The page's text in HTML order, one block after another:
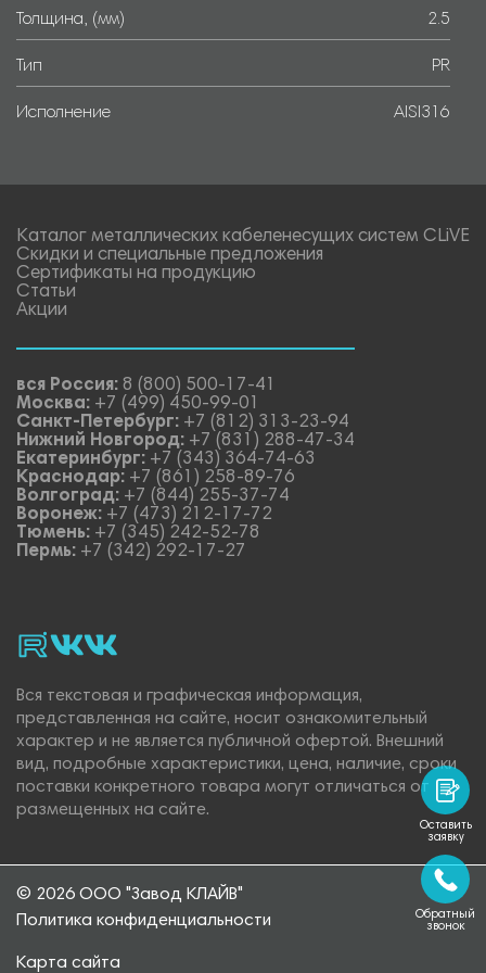
Толщина, (мм) 2.5
Тип PR
Исполнение AISI316
Каталог металлических кабеленесущих систем CLiVE
Скидки и специальные предложения
Сертификаты на продукцию
Статьи
Акции
вся Россия: 8 (800) 500-17-41
Москва: +7 (499) 450-99-01
Санкт-Петербург: +7 (812) 313-23-94
Нижний Новгород: +7 (831) 288-47-34
Екатеринбург: +7 (343) 364-74-63
Краснодар: +7 (861) 258-89-76
Волгоград: +7 (844) 255-37-74
Воронеж: +7 (473) 212-17-72
Тюмень: +7 (345) 242-52-78
Пермь: +7 (342) 292-17-27
rutubevk_video.
Vk.
Вся текстовая и графическая информация,
представленная на сайте, носит ознакомительный
характер и не является публичной офертой. Внешний
вид, подробные характеристики, цена, наличие, сроки
поставки конкретного товара могут отличаться от
размещенных на сайте.
© 2026 ООО "Завод КЛАЙВ"
Политика конфиденциальности
Карта сайта
Оставить
заявку
Обратный
звонок